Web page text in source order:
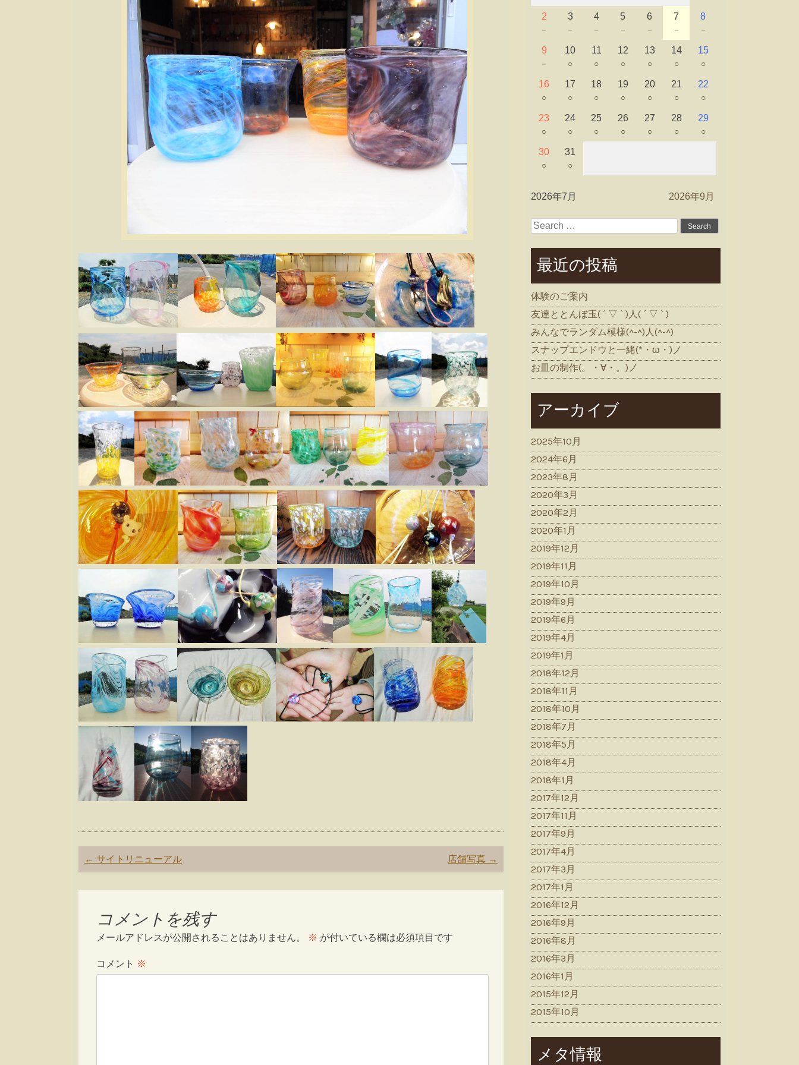
Post
navigation
← サイトリニューアル 店舗写真 →
コメントを残す
メールアドレスが公開されることはありません。 ※ が付いている欄は必須項目です
コメント ※
2
－
3
－
4
－
5
－
6
－
7
－
8
－
9
－
10
○
11
○
12
○
13
○
14
○
15
○
16
○
17
○
18
○
19
○
20
○
21
○
22
○
23
○
24
○
25
○
26
○
27
○
28
○
29
○
30
○
31
○
2026年7月 2026年9月
Search
最近の投稿
体験のご案内
友達ととんぼ玉( ´ ▽ ` )人( ´ ▽ ` )
みんなでランダム模様(^-^)人(^-^)
スナップエンドウと一緒(*・ω・)ノ
お皿の制作(。・∀・。)ノ
アーカイブ
2025年10月
2024年6月
2023年8月
2020年3月
2020年2月
2020年1月
2019年12月
2019年11月
2019年10月
2019年9月
2019年6月
2019年4月
2019年1月
2018年12月
2018年11月
2018年10月
2018年7月
2018年5月
2018年4月
2018年1月
2017年12月
2017年11月
2017年9月
2017年4月
2017年3月
2017年1月
2016年12月
2016年9月
2016年8月
2016年3月
2016年1月
2015年12月
2015年10月
メタ情報